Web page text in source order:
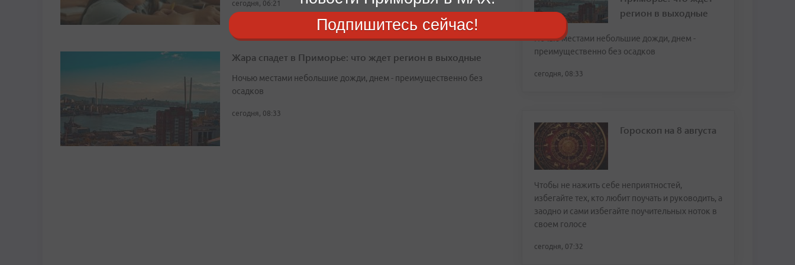
сегодня, 06:21
Жара спадет в Приморье: что ждет регион в выходные
Ночью местами небольшие дожди, днем - преимущественно без
осадков
сегодня, 08:33
регион в выходные
Ночью местами небольшие дожди, днем -
преимущественно без осадков
сегодня, 08:33
Гороскоп на 8 августа
Чтобы не нажить себе неприятностей,
избегайте тех, кто любит поучать и руководить, а
заодно и сами избегайте поучительных ноток в
своем голосе
сегодня, 07:32
Подпишитесь сейчас!